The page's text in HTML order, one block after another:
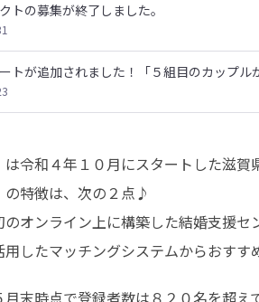
トの募集が終了しました。
トが追加されました！「５組目のカップル
は令和４年１０月にスタートした滋
の特徴は、次の２点♪
オンライン上に構築した結婚支援セ
したマッチングシステムからおすす
末時点で登録者数は８２０名を超え